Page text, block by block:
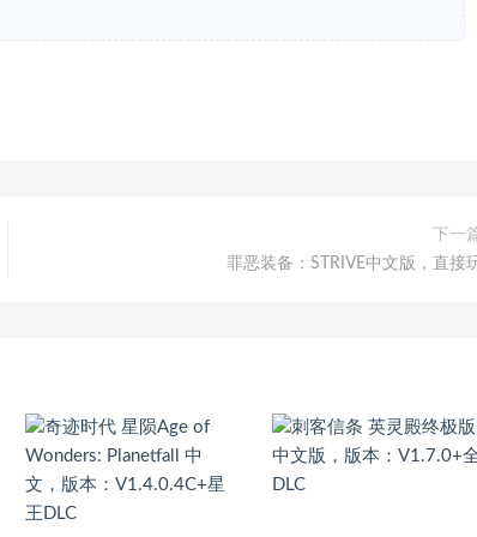
下一
罪恶装备：STRIVE中文版，直接